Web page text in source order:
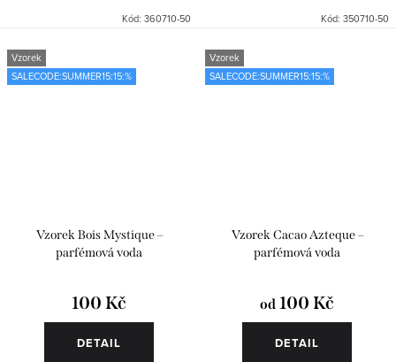
Kód: 360710-50 Kód: 350710-50
Vzorek
SALECODE:SUMMER15:15:%
Vzorek Bois Mystique –
parfémová voda
100 Kč
DETAIL
Vzorek
SALECODE:SUMMER15:15:%
Vzorek Cacao Azteque –
parfémová voda
od 100 Kč
DETAIL